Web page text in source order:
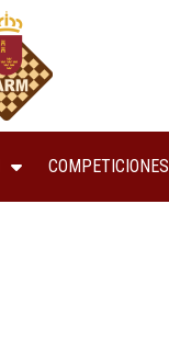
COMPETICIONES